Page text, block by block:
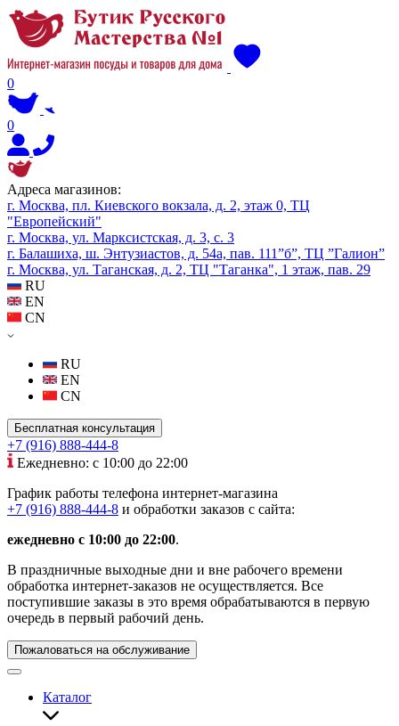
0
0
Адреса магазинов:
г. Москва, пл. Киевского вокзала, д. 2, этаж 0, ТЦ
"Европейский"
г. Москва, ул. Марксистская, д. 3, с. 3
г. Балашиха, ш. Энтузиастов, д. 54а, пав. 111”б”, ТЦ ”Галион”
г. Москва, ул. Таганская, д. 2, ТЦ "Таганка", 1 этаж, пав. 29
RU
EN
CN
RU
EN
CN
Бесплатная консультация
+7 (916) 888-444-8
Ежедневно: с 10:00 до 22:00
График работы телефона интернет-магазина
+7 (916) 888-444-8 и обработки заказов с сайта:
ежедневно с 10:00 до 22:00.
В праздничные выходные дни и вне рабочего времени
обработка интернет-заказов не осуществляется. Все
поступившие заказы в это время обрабатываются в первую
очередь в первый рабочий день.
Пожаловаться на обслуживание
Каталог